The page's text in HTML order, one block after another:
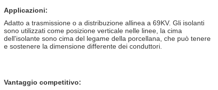
Applicazioni:
Adatto a trasmissione o a distribuzione allinea a 69KV. Gli isolanti
sono utilizzati come posizione verticale nelle linee, la cima
dell'isolante sono cima del legame della porcellana, che può tenere
e sostenere la dimensione differente dei conduttori.
Vantaggio competitivo: